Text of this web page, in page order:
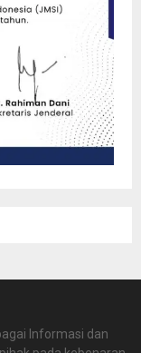
Informasi dan